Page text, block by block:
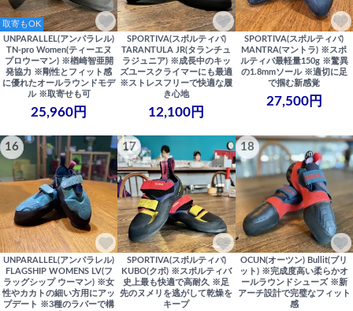
取寄もOK
UNPARALLEL(アンパラレル)
TN-pro Women(ティーエヌ
プロウーマン) ※楢崎智亜開
発協力 ※剛性とフィット感
に優れたオールラウンドモデ
ル ※取寄せも可
25,960円
SPORTIVA(スポルティバ)
TARANTULA JR(タランチュ
ラジュニア) ※成長中のキッ
ズユースクライマーにも最適
※ストレスフリーで快適な履
き心地
12,100円
SPORTIVA(スポルティバ)
MANTRA(マントラ) ※スポ
ルティバ最軽量150g ※驚異
の1.8mmソール ※適切に足
で掴む新感覚
27,500円
16
UNPARALLEL(アンパラレル)
FLAGSHIP WOMENS LV(フ
ラッグシップ ウーマン) ※女
性やカカトの細い方用にアッ
プデート ※3種のラバーで構
17
SPORTIVA(スポルティバ)
KUBO(クボ) ※スポルティバ
史上最も快適で高耐久 ※足
先のヌメリを逃がして乾燥を
キープ
18
OCUN(オーツン) Bullit(ブリ
ット) ※完成度高い柔らかオ
ールラウンドシューズ ※新
アーチ設計で完璧なフィット
感